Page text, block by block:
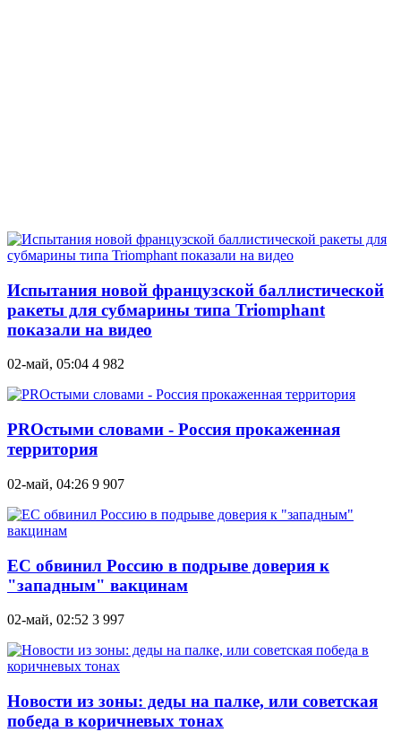
Испытания новой французской баллистической
ракеты для субмарины типа Triomphant
показали на видео
02-май, 05:04 4 982
PROстыми словами - Россия прокаженная
территория
02-май, 04:26 9 907
ЕС обвинил Россию в подрыве доверия к
"западным" вакцинам
02-май, 02:52 3 997
Новости из зоны: деды на палке, или советская
победа в коричневых тонах